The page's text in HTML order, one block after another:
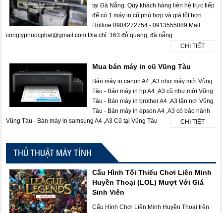
tại Đà Nẵng. Quý khách hàng liên hệ trực tiếp
để có 1 máy in cũ phù hợp và giá tốt hơn
Hotline 0904272754 - 0913555089 Mail:
congtyphuocphat@gmail.com Địa chỉ: 163 đỗ quang, đà nẵng
CHI TIẾT
Mua bán máy in cũ Vũng Tàu
Bán máy in canon A4 ,A3 như máy mới Vũng
Tàu - Bán máy in hp A4 ,A3 cũ như mới Vũng
Tàu - Bán máy in brother A4 ,A3 tận nơi Vũng
Tàu - Bán máy in epson A4 ,A3 có bảo hành
Vũng Tàu - Bán máy in samsung A4 ,A3 Cũ tại Vũng Tàu
CHI TIẾT
THỦ THUẬT MÁY TÍNH
Cấu Hình Tối Thiểu Chơi Liên Minh
Huyền Thoại (LOL) Mượt Với Giá
Sinh Viên
Cấu Hình Chơi Liên Minh Huyền Thoại trên